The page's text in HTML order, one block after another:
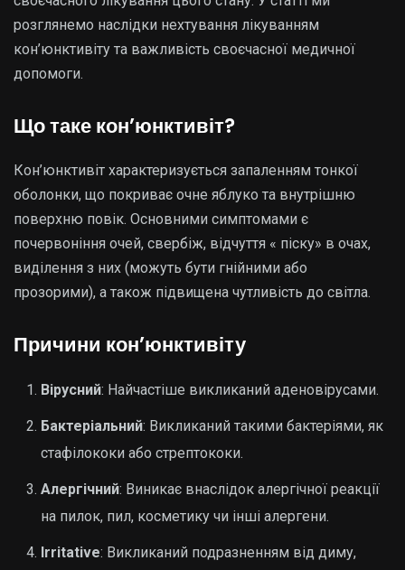
розглянемо наслідки нехтування лікуванням
кон’юнктивіту та важливість своєчасної медичної
допомоги.
Що таке кон’юнктивіт?
Кон’юнктивіт характеризується запаленням тонкої
оболонки, що покриває очне яблуко та внутрішню
поверхню повік. Основними симптомами є
почервоніння очей, свербіж, відчуття « піску» в очах,
виділення з них (можуть бути гнійними або
прозорими), а також підвищена чутливість до світла.
Причини кон’юнктивіту
Вірусний: Найчастіше викликаний аденовірусами.
Бактеріальний: Викликаний такими бактеріями, як
стафілококи або стрептококи.
Алергічний: Виникає внаслідок алергічної реакції
на пилок, пил, косметику чи інші алергени.
Іrritative: Викликаний подразненням від диму,